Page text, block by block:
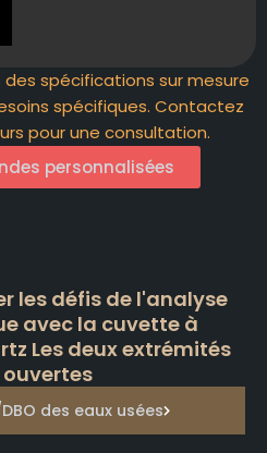
des spécifications sur mesure
spécifiques. Contactez
pour une consultation.
personnalisées
les défis de l'analyse
avec la cuvette à
Les deux extrémités
des eaux usées